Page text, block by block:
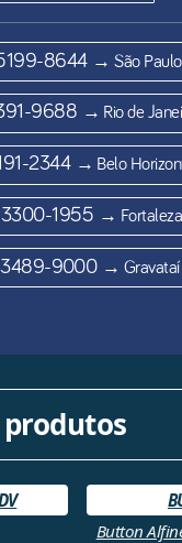
8644 → São Paulo
9688 → Rio de
2344 → Belo
3300-1955 → Fortaleza
3489-9000 → Gravataí
produtos
Button